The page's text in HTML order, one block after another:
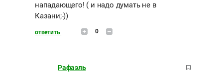
нападающего! ( и надо думать не в
Казани;-))
ответить 0
Рафаэль